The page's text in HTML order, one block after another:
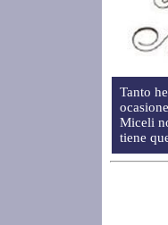
Tanto
Miceli
tiene